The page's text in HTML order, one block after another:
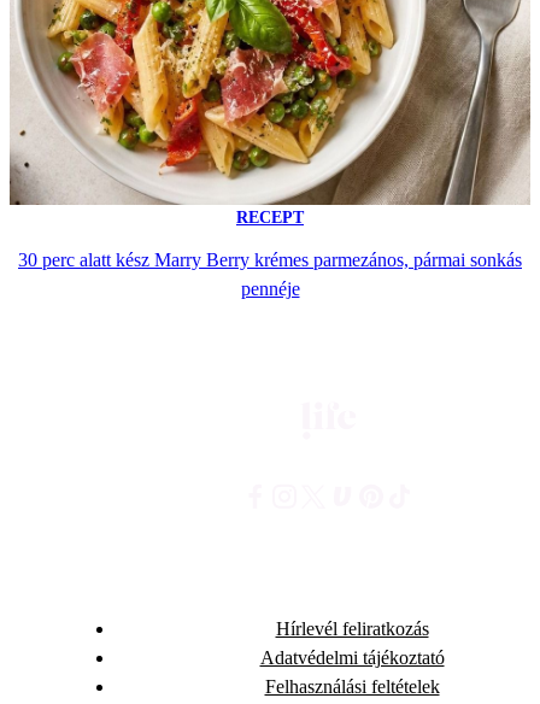
RECEPT
30 perc alatt kész Marry Berry krémes parmezános, pármai sonkás
pennéje
Hírlevél feliratkozás
Adatvédelmi tájékoztató
Felhasználási feltételek